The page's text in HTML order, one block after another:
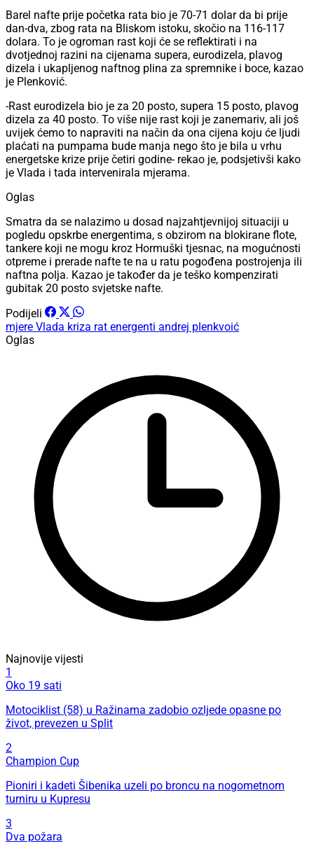
Barel nafte prije početka rata bio je 70-71 dolar da bi prije
dan-dva, zbog rata na Bliskom istoku, skočio na 116-117
dolara. To je ogroman rast koji će se reflektirati i na
dvotjednoj razini na cijenama supera, eurodizela, plavog
dizela i ukapljenog naftnog plina za spremnike i boce, kazao
je Plenković.
-Rast eurodizela bio je za 20 posto, supera 15 posto, plavog
dizela za 40 posto. To više nije rast koji je zanemariv, ali još
uvijek ćemo to napraviti na način da ona cijena koju će ljudi
plaćati na pumpama bude manja nego što je bila u vrhu
energetske krize prije četiri godine- rekao je, podsjetivši kako
je Vlada i tada intervenirala mjerama.
Oglas
Smatra da se nalazimo u dosad najzahtjevnijoj situaciji u
pogledu opskrbe energentima, s obzirom na blokirane flote,
tankere koji ne mogu kroz Hormuški tjesnac, na mogućnosti
otpreme i prerade nafte te na u ratu pogođena postrojenja ili
naftna polja. Kazao je također da je teško kompenzirati
gubitak 20 posto svjetske nafte.
Podijeli
mjere Vlada kriza rat energenti andrej plenkvoić
Oglas
Najnovije vijesti
1
Oko 19 sati
Motociklist (58) u Ražinama zadobio ozljede opasne po
život, prevezen u Split
2
Champion Cup
Pioniri i kadeti Šibenika uzeli po broncu na nogometnom
turniru u Kupresu
3
Dva požara